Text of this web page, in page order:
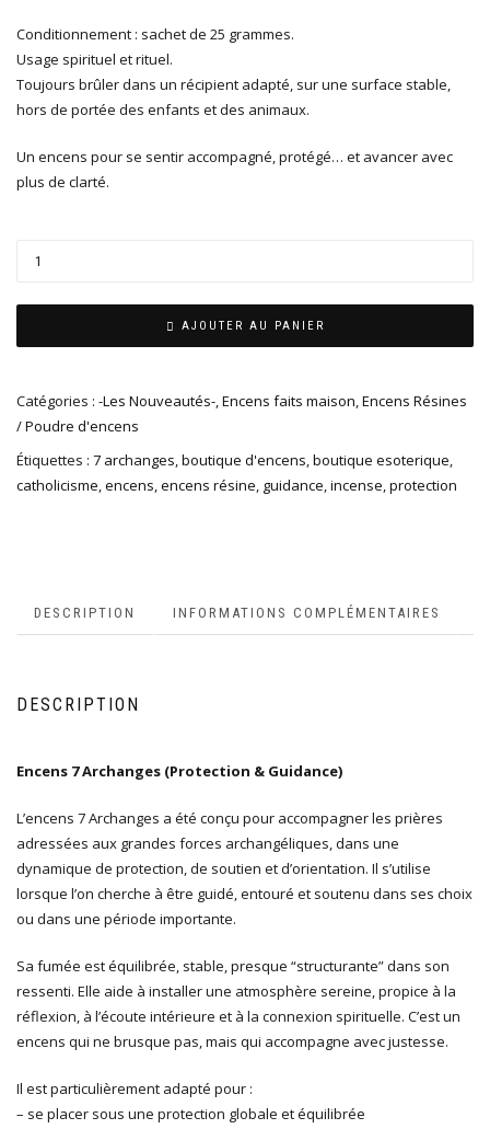
Conditionnement : sachet de 25 grammes.
Usage spirituel et rituel.
Toujours brûler dans un récipient adapté, sur une surface stable,
hors de portée des enfants et des animaux.
Un encens pour se sentir accompagné, protégé… et avancer avec
plus de clarté.
AJOUTER AU PANIER
Catégories : -Les Nouveautés-,Encens faits maison,Encens Résines
/ Poudre d'encens
Étiquettes : 7 archanges,boutique d'encens,boutique esoterique,
catholicisme,encens,encens résine, guidance,incense,protection
DESCRIPTION INFORMATIONS COMPLÉMENTAIRES
DESCRIPTION
Encens 7 Archanges (Protection & Guidance)
L’encens 7 Archanges a été conçu pour accompagner les prières
adressées aux grandes forces archangéliques, dans une
dynamique de protection, de soutien et d’orientation. Il s’utilise
lorsque l’on cherche à être guidé, entouré et soutenu dans ses choix
ou dans une période importante.
Sa fumée est équilibrée, stable, presque “structurante” dans son
ressenti. Elle aide à installer une atmosphère sereine, propice à la
réflexion, à l’écoute intérieure et à la connexion spirituelle. C’est un
encens qui ne brusque pas, mais qui accompagne avec justesse.
Il est particulièrement adapté pour :
– se placer sous une protection globale et équilibrée